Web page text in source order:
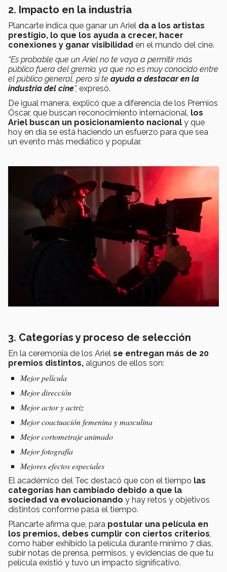
2. Impacto en la industria
Plancarte indica que ganar un Ariel da a los artistas
prestigio, lo que los ayuda a crecer, hacer
conexiones y ganar visibilidad en el mundo del cine.
“Es probable que un Ariel no te vaya a permitir más
público fuera del gremio, ya que no es muy conocido entre
el público general, pero si te ayuda a destacar en la
industria del cine”, expresó.
De igual manera, explicó que a diferencia de los Premios
Óscar, que buscan reconocimiento internacional, los
Ariel buscan un posicionamiento nacional y que
hoy en día se está haciendo un esfuerzo para que sea
un evento más mediático y popular.
3. Categorías y proceso de selección
En la ceremonia de los Ariel se entregan más de 20
premios distintos, algunos de ellos son:
Mejor película
Mejor dirección
Mejor actor y actriz
Mejor coactuación femenina y masculina
Mejor cortometraje animado
Mejor fotografía
Mejores efectos especiales
El académico del Tec destacó que con el tiempo las
categorías han cambiado debido a que la
sociedad va evolucionando y hay retos y objetivos
distintos conforme pasa el tiempo.
Plancarte afirma que, para postular una película en
los premios, debes cumplir con ciertos criterios,
como haber exhibido la película durante mínimo 7 días,
subir notas de prensa, permisos, y evidencias de que tu
película existió y tuvo un impacto significativo.